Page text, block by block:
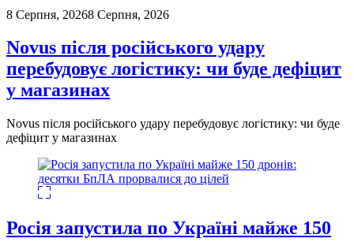
8 Серпня, 20268 Серпня, 2026
Novus після російського удару
перебудовує логістику: чи буде дефіцит
у магазинах
Novus після російського удару перебудовує логістику: чи буде
дефіцит у магазинах
Росія запустила по Україні майже 150